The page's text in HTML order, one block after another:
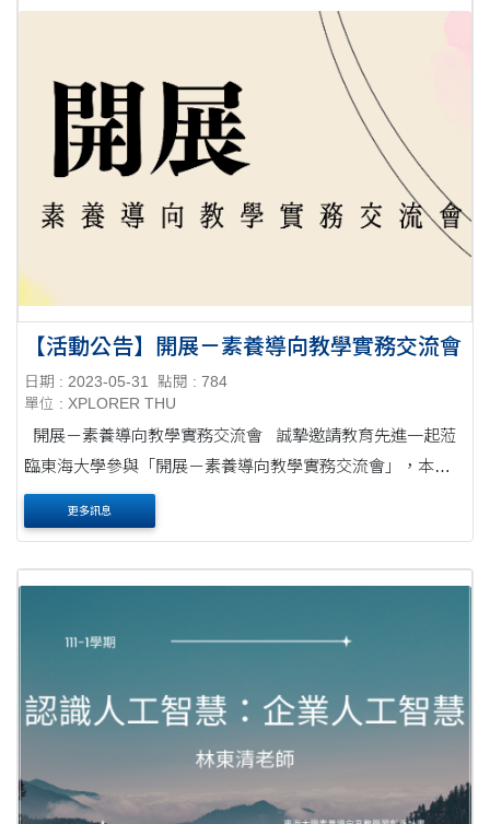
【活動公告】開展－素養導向教學實務交流會
日期 : 2023-05-31
點閱 : 784
單位 : XPLORER THU
臨東海大學參與「開展－素養導向教學實務交流會」，本場
交流會規劃本校教師教學實務經驗、探索者計畫執行經驗分
享、喝茶交流。 ....
更多訊息